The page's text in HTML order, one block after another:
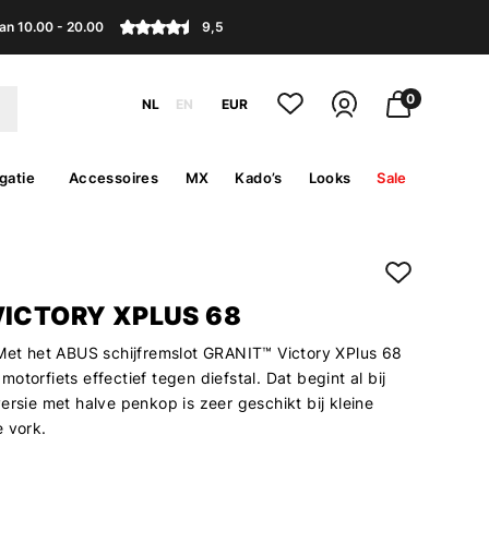
10.00 - 20.00 9,5
NL EN EUR 0
Accessoires MX Kado’s Looks Sale
XPLUS 68
het ABUS schijfremslot GRANIT™ Victory XPlus 68
effectief tegen diefstal. Dat begint al bij
met halve penkop is zeer geschikt bij kleine
vork.